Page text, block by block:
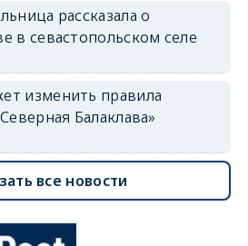
рассказала о
в севастопольском селе
изменить правила
Балаклава»
все новости